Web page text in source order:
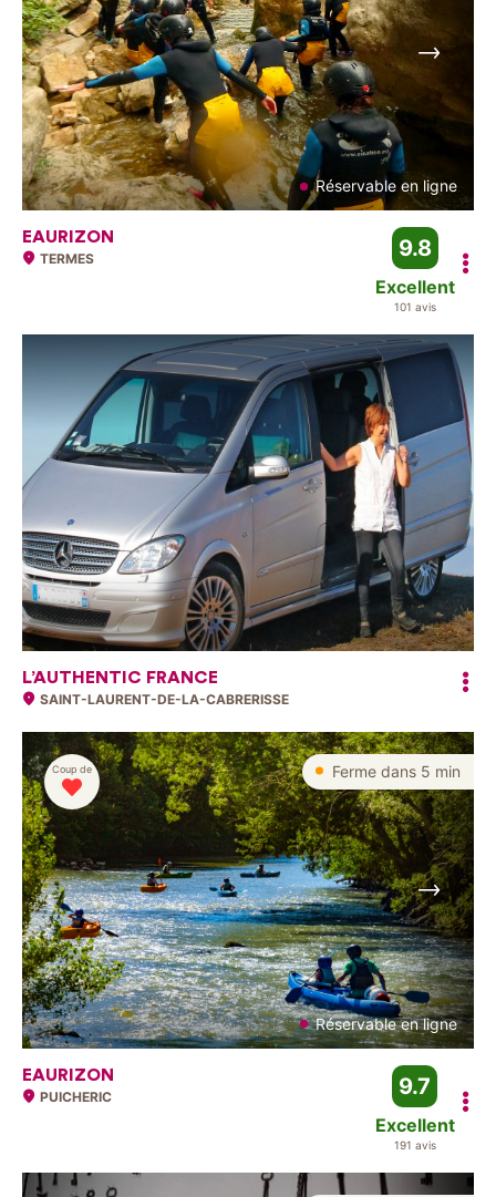
Réservable en ligne
Suivant
EAURIZON
TERMES 9.8
Excellent
101 avis
L’AUTHENTIC FRANCE
SAINT-LAURENT-DE-LA-CABRERISSE
Ferme dans 5 min
Réservable en ligne
Coup de
Suivant
EAURIZON
PUICHERIC 9.7
Excellent
191 avis